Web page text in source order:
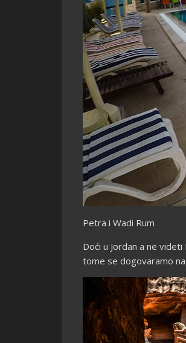
Petra i Wadi Rum
Doći u Jordan a ne
tome se dogovaramo